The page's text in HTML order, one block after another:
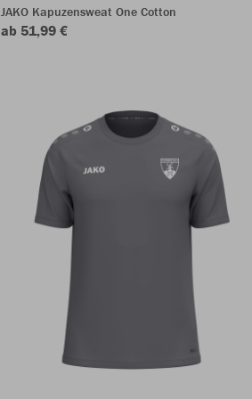
JAKO Kapuzensweat One Cotton
ab 51,99 €